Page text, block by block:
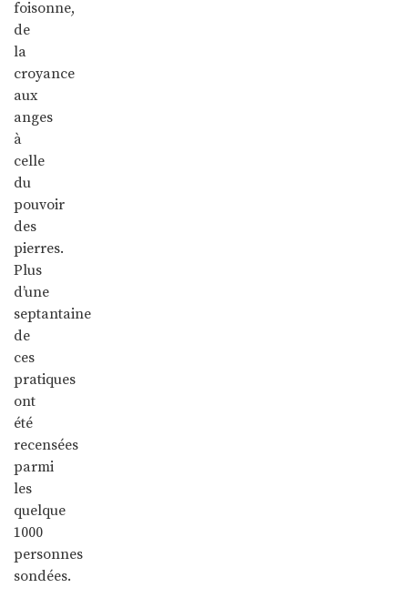
foisonne,
de
la
croyance
aux
anges
à
celle
du
pouvoir
des
pierres.
Plus
d’une
septantaine
de
ces
pratiques
ont
été
recensées
parmi
les
quelque
1000
personnes
sondées.